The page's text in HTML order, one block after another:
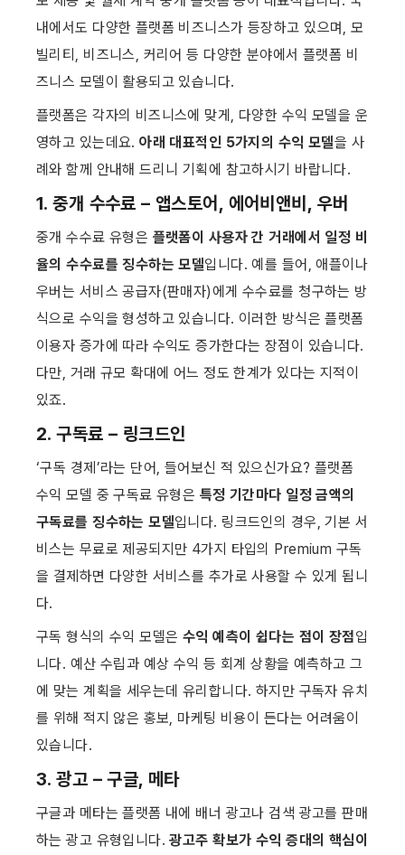
내에서도 다양한 플랫폼 비즈니스가 등장하고 있으며, 모
빌리티, 비즈니스, 커리어 등 다양한 분야에서 플랫폼 비
즈니스 모델이 활용되고 있습니다.
플랫폼은 각자의 비즈니스에 맞게, 다양한 수익 모델을 운
영하고 있는데요. 아래 대표적인 5가지의 수익 모델을 사
례와 함께 안내해 드리니 기획에 참고하시기 바랍니다.
1. 중개 수수료 – 앱스토어, 에어비앤비, 우버
중개 수수료 유형은 플랫폼이 사용자 간 거래에서 일정 비
율의 수수료를 징수하는 모델입니다. 예를 들어, 애플이나
우버는 서비스 공급자(판매자)에게 수수료를 청구하는 방
식으로 수익을 형성하고 있습니다. 이러한 방식은 플랫폼
이용자 증가에 따라 수익도 증가한다는 장점이 있습니다.
다만, 거래 규모 확대에 어느 정도 한계가 있다는 지적이
있죠.
2. 구독료 – 링크드인
‘구독 경제’라는 단어, 들어보신 적 있으신가요? 플랫폼
수익 모델 중 구독료 유형은 특정 기간마다 일정 금액의
구독료를 징수하는 모델입니다. 링크드인의 경우, 기본 서
비스는 무료로 제공되지만 4가지 타입의 Premium 구독
을 결제하면 다양한 서비스를 추가로 사용할 수 있게 됩니
다.
구독 형식의 수익 모델은 수익 예측이 쉽다는 점이 장점입
니다. 예산 수립과 예상 수익 등 회계 상황을 예측하고 그
에 맞는 계획을 세우는데 유리합니다. 하지만 구독자 유치
를 위해 적지 않은 홍보, 마케팅 비용이 든다는 어려움이
있습니다.
3. 광고 – 구글, 메타
구글과 메타는 플랫폼 내에 배너 광고나 검색 광고를 판매
하는 광고 유형입니다. 광고주 확보가 수익 증대의 핵심이